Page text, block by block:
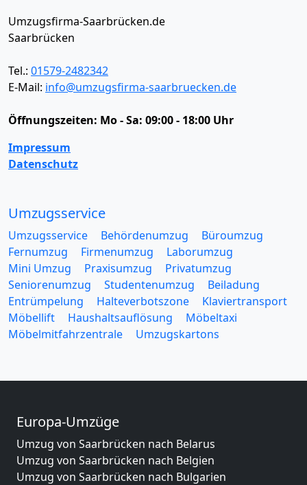
Umzugsfirma-Saarbrücken.de
Saarbrücken
Tel.: 01579-2482342
E-Mail: info@umzugsfirma-saarbruecken.de
Öffnungszeiten: Mo - Sa: 09:00 - 18:00 Uhr
Impressum
Datenschutz
Umzugsservice
Umzugsservice Behördenumzug
Büroumzug
Fernumzug
Firmenumzug
Laborumzug
Mini Umzug
Praxisumzug
Privatumzug
Seniorenumzug
Studentenumzug
Beiladung
Entrümpelung
Halteverbotszone
Klaviertransport
Möbellift
Haushaltsauflösung
Möbeltaxi
Möbelmitfahrzentrale
Umzugskartons
Europa-Umzüge
Umzug von Saarbrücken nach Belarus
Umzug von Saarbrücken nach Belgien
Umzug von Saarbrücken nach Bulgarien